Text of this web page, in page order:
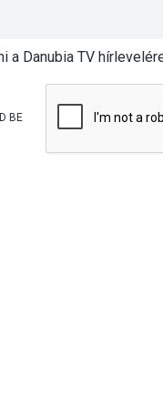
a Danubia TV
BE